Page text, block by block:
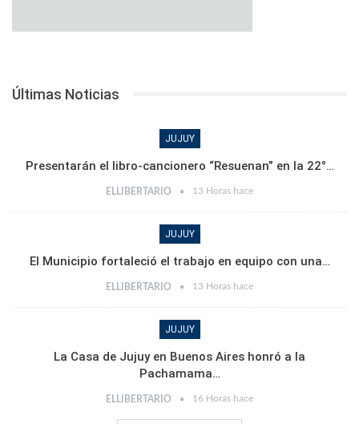
Últimas Noticias
JUJUY
Presentarán el libro-cancionero “Resuenan” en la 22°…
ELLIBERTARIO 13 Horas hace
JUJUY
El Municipio fortaleció el trabajo en equipo con una…
ELLIBERTARIO 13 Horas hace
JUJUY
La Casa de Jujuy en Buenos Aires honró a la
Pachamama…
ELLIBERTARIO 16 Horas hace